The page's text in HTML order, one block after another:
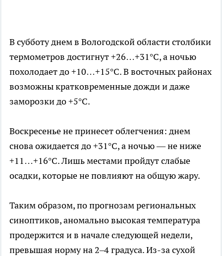
В субботу днем в Вологодской области столбики
термометров достигнут +26…+31°C, а ночью
похолодает до +10…+15°C. В восточных районах
возможны кратковременные дожди и даже
заморозки до +5°C.
Воскресенье не принесет облегчения: днем
снова ожидается до +31°C, а ночью — не ниже
+11…+16°C. Лишь местами пройдут слабые
осадки, которые не повлияют на общую жару.
Таким образом, по прогнозам региональных
синоптиков, аномально высокая температура
продержится и в начале следующей недели,
превышая норму на 2–4 градуса. Из-за сухой